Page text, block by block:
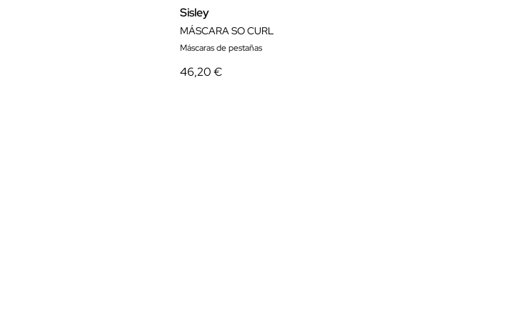
Sisley
MÁSCARA SO CURL
Máscaras de pestañas
46,20 €